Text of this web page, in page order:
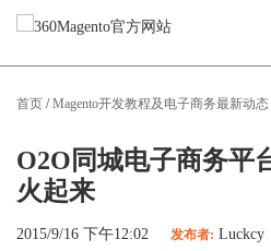
Magento网站开发
Magento迁移
Magento性能优化
Magento App开发
首页 /Magento开发教程及电子商务最新动态
O2O同城电子商务平
火起来
2015/9/16 下午12:02 发布者: Luckcy